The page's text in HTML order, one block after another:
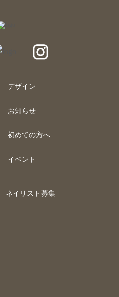
デザイン
お知らせ
初めての方へ
イベント
ネイリスト募集